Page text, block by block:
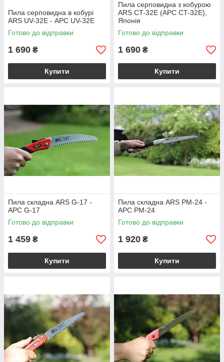
Пила серповидна в кобурі
ARS UV-32E - АРС UV-32Е
Готово до відправки
1 690 ₴
Купити
Пила серповидна з кобурою
ARS CT-32E (АРС CT-32E),
Японія
Готово до відправки
1 690 ₴
Купити
Пила складна ARS G-17 -
АРС G-17
Готово до відправки
1 459 ₴
Купити
Пила складна ARS PM-24 -
АРС PM-24
Готово до відправки
1 920 ₴
Купити